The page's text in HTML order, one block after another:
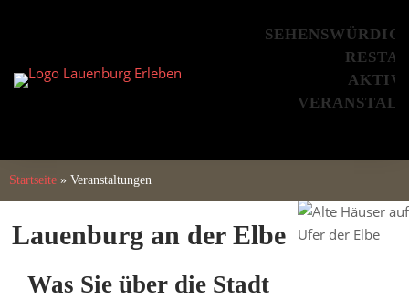
Startseite » Veranstaltungen
Lauenburg an der Elbe
Was Sie über die Stadt